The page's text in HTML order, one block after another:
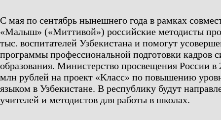
С мая по сентябрь нынешнего года в рамках
«Малыш» («Миттивой») российские методисты
тыс. воспитателей Узбекистана и помогут
программы профессиональной подготовки кадров
образования. Министерство просвещения России в
млн рублей на проект «Класс» по повышению
языком в Узбекистане. В республику будут
учителей и методистов для работы в школах.